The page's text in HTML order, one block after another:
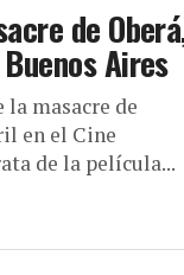
de
Aires
masacre de
en el Cine
de la película...